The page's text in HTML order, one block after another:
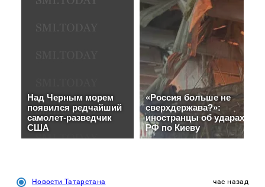
Новости Татарстана час назад